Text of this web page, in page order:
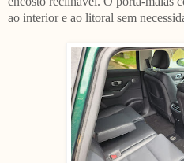
ao interior e ao litoral sem